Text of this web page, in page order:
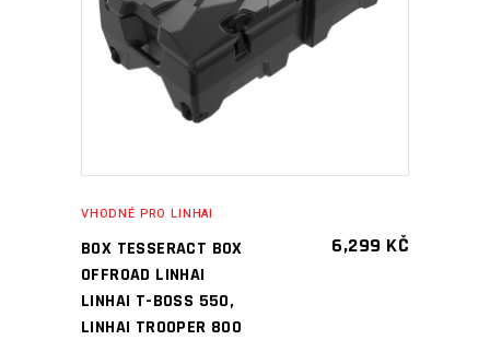
PŘIDAT DO KOŠÍKU
VHODNÉ PRO LINHAI
BOX TESSERACT BOX
OFFROAD LINHAI
LINHAI T-BOSS 550,
LINHAI TROOPER 800
6,299 KČ